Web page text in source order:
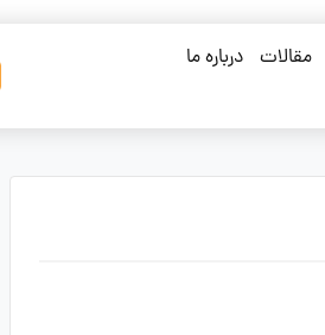
مقالات درباره ما